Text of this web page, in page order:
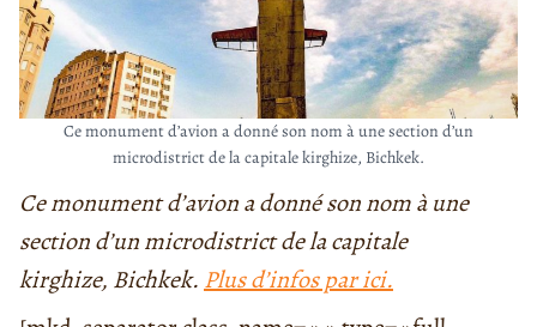
Ce monument d’avion a donné son nom à une section d’un
microdistrict de la capitale kirghize, Bichkek.
Ce monument d’avion a donné son nom à une
section d’un microdistrict de la capitale
kirghize, Bichkek. Plus d’infos par ici.